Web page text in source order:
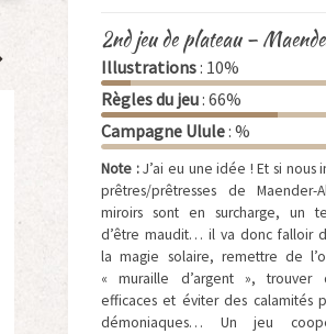
2nd jeu de plateau –
Illustrations: 10%
Règles du jeu: 66%
Campagne Ulule: %
Note :J’ai eu une idée ! Et si nous
prêtres/prêtresses de
miroirs sont en surcharge, un
d’être maudit… il va donc falloir
la magie solaire, remettre de
« muraille d’argent », trouver
efficaces et éviter des calamités
démoniaques… Un jeu